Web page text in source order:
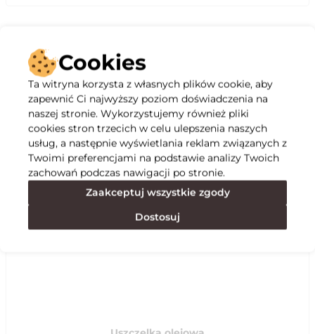
Opis
Specyfikacja
Polecane
Cookies
Ta witryna korzysta z własnych plików cookie, aby
zapewnić Ci najwyższy poziom doświadczenia na
naszej stronie. Wykorzystujemy również pliki
cookies stron trzecich w celu ulepszenia naszych
usług, a następnie wyświetlania reklam związanych z
Twoimi preferencjami na podstawie analizy Twoich
zachowań podczas nawigacji po stronie.
Zaakceptuj wszystkie zgody
Dostosuj